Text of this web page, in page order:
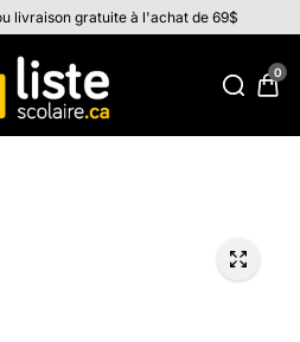
livraison gratuite à l'achat de 69$
0